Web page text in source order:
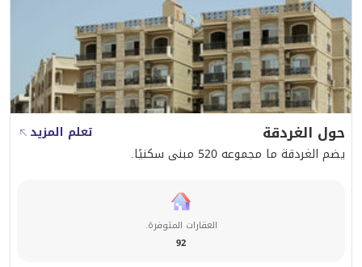
حول الغردقة
تعلم المزيد
يضم الغردقة ما مجموعه 520 مبنى سكنيًا.
العقارات المتوفرة.
92